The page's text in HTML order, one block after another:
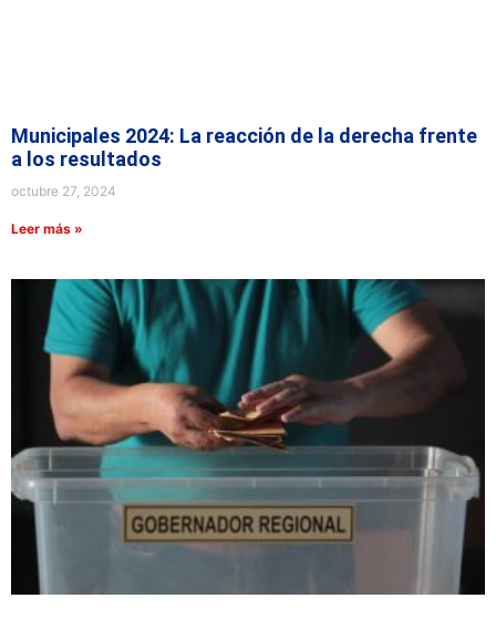
Municipales 2024: La reacción de la derecha frente
a los resultados
octubre 27, 2024
Leer más »